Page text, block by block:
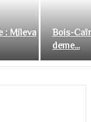
: Mileva
Bois-
deme...